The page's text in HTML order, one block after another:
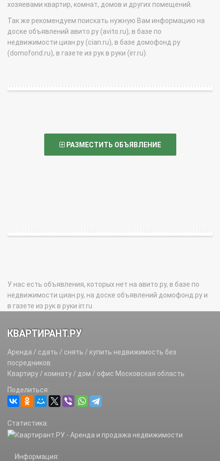
хозяевами квартир, комнат, домов и других помещений.
Так же рекомендуем поискать нужную Вам информацию на
доске объявлений авито.ру (avito.ru), в базе по
недвижимости циан.ру (cian.ru), в базе домофонд.ру
(domofond.ru), в газете из рук в руки (irr.ru).
РАЗМЕСТИТЬ ОБЪЯВЛЕНИЕ
У нас есть объявления, которых нет на авито.ру, в базе по
недвижимости циан.ру, на доске объявлений домофонд.ру и
в газете из рук в руки irr.ru
КВАРТИРАНТ.РУ
Аренда / сдать / снять / купить недвижимость без
посредников.
Квартиру / комнату / дом / офис Московская область
Поделиться:
Статистика:
Информация: